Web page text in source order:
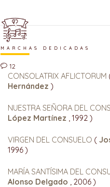
MARCHAS DEDICADAS
12
CONSOLATRIX AFLICTORUM
Hernández )
NUESTRA SEÑORA DEL
López Martínez , 1992 )
VIRGEN DEL CONSUELO (
1996 )
MARÍA SANTÍSIMA DEL
Alonso Delgado
, 2006 )